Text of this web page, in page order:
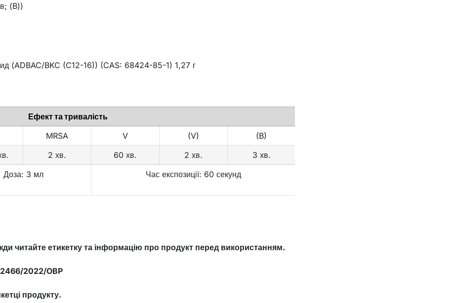
(B))
(ADBAC/BKC (C12-16)) (CAS: 68424-85-1) 1,27 г
Ефект та тривалість
MRSA V (V)
(B)
2 хв. 60 хв. 2 хв.
3 хв.
Доза: 3 мл Час експозиції: 60 секунд
читайте етикетку та інформацію про продукт перед використанням.
2022/OBP
продукту.